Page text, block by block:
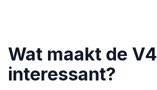
Wat maakt de V4
interessant?